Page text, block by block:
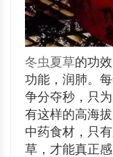
冬虫夏草的功
功能，润肺。
争分夺秒，只
有这样的高海
中药食材，只
草，才能真正